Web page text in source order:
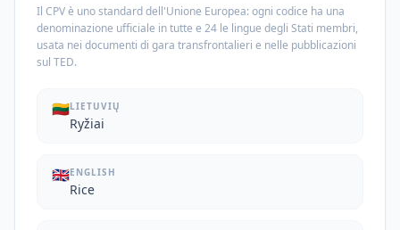
Il CPV è uno standard dell'Unione Europea: ogni codice ha una
denominazione ufficiale in tutte e 24 le lingue degli Stati membri,
usata nei documenti di gara transfrontalieri e nelle pubblicazioni
sul TED.
🇱🇹LIETUVIŲ
Ryžiai
🇬🇧ENGLISH
Rice